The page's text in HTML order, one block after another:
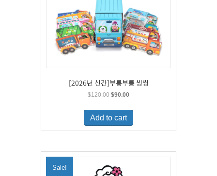
[2026년 신간]부릉부릉 씽씽
$120.00 Original
was:
$120.00.
$90.00Current
is:
Add to cart
Sale!